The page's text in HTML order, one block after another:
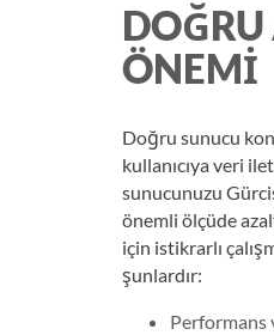
ÖNEMI
Doğru sunucu
kullanıcıya veri
sunucunuzu
önemli ölçüde
için istikrarlı
şunlardır:
Performans